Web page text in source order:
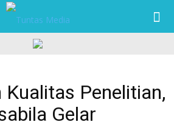
Penelitian,
Gelar